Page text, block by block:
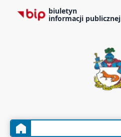
biuletyn
informacji publicznej